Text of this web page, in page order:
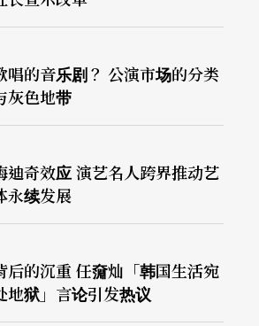
唱的音乐剧？ 公演市场的分类
灰色地带
迪奇效应 演艺名人跨界推动艺
永续发展
后的沉重 任奫灿「韩国生活宛
地狱」言论引发热议